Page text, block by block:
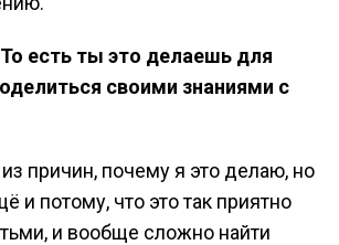
есть ты это делаешь для
своими знаниями с
причин, почему я это делаю, но
и потому, что это так приятно
и вообще сложно найти